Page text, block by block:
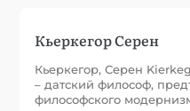
Кьеркегор Серен
Кьеркегор, Серен
– датский философ,
философского